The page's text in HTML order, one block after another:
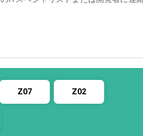
Z07 Z02